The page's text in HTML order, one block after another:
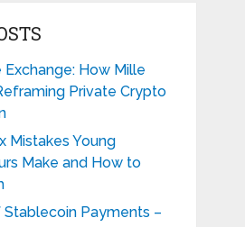
Exchange: How Mille
Private Crypto
Mistakes Young
Make and How to
Stablecoin Payments –